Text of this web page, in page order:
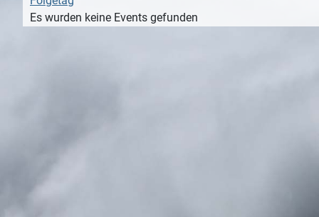
Es wurden keine Events gefunden